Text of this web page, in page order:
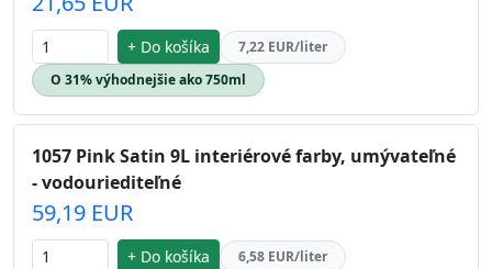
+ Do košíka
7,22 EUR/liter
O 31% výhodnejšie ako 750ml
1057 Pink Satin 9L interiérové farby, umývateľné
- vodouriediteľné
59,19 EUR
+ Do košíka
6,58 EUR/liter